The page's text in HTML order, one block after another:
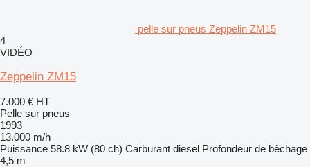
pelle sur pneus Zeppelin ZM15
4
VIDÉO
Zeppelin ZM15
7.000 € HT
Pelle sur pneus
1993
13.000 m/h
Puissance 58.8 kW (80 ch) Carburant diesel Profondeur de bêchage
4,5 m